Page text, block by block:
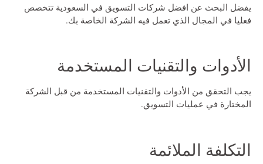
يفضل البحث عن افضل شركات التسويق في السعودية تتخصص
فعليا في المجال الذي تعمل فيه الشركة الخاصة بك.
الأدوات والتقنيات المستخدمة
يجب التحقق من الأدوات والتقنيات المستخدمة من قبل الشركة
المختارة في عمليات التسويق.
التكلفة الملائمة